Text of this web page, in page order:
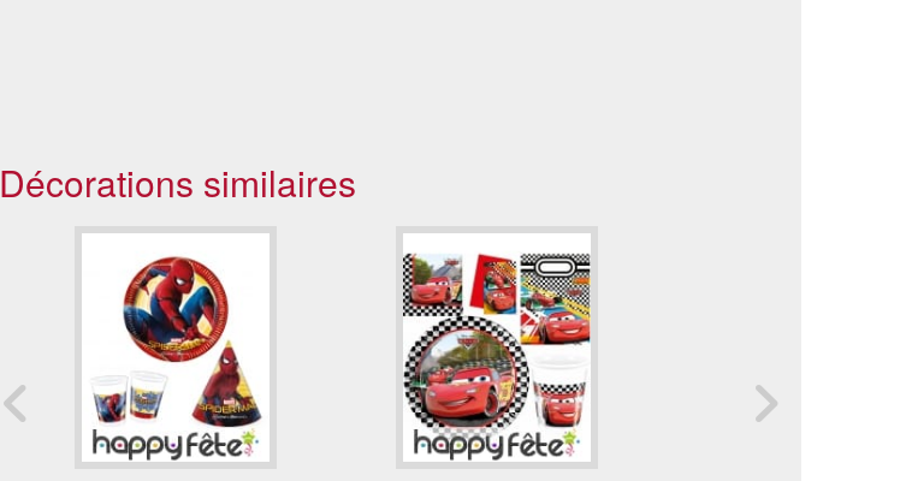
Décorations similaires